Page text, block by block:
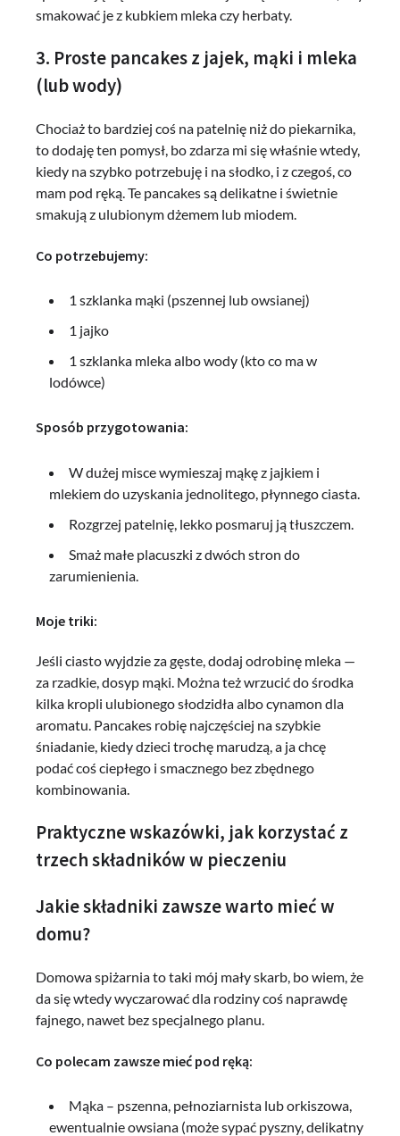
smakować je z kubkiem mleka czy herbaty.
3. Proste pancakes z jajek, mąki i mleka
(lub wody)
Chociaż to bardziej coś na patelnię niż do piekarnika,
to dodaję ten pomysł, bo zdarza mi się właśnie wtedy,
kiedy na szybko potrzebuję i na słodko, i z czegoś, co
mam pod ręką. Te pancakes są delikatne i świetnie
smakują z ulubionym dżemem lub miodem.
Co potrzebujemy:
1 szklanka mąki (pszennej lub owsianej)
1 jajko
1 szklanka mleka albo wody (kto co ma w
lodówce)
Sposób przygotowania:
W dużej misce wymieszaj mąkę z jajkiem i
mlekiem do uzyskania jednolitego, płynnego ciasta.
Rozgrzej patelnię, lekko posmaruj ją tłuszczem.
Smaż małe placuszki z dwóch stron do
zarumienienia.
Moje triki:
Jeśli ciasto wyjdzie za gęste, dodaj odrobinę mleka —
za rzadkie, dosyp mąki. Można też wrzucić do środka
kilka kropli ulubionego słodzidła albo cynamon dla
aromatu. Pancakes robię najczęściej na szybkie
śniadanie, kiedy dzieci trochę marudzą, a ja chcę
podać coś ciepłego i smacznego bez zbędnego
kombinowania.
Praktyczne wskazówki, jak korzystać z
trzech składników w pieczeniu
Jakie składniki zawsze warto mieć w
domu?
Domowa spiżarnia to taki mój mały skarb, bo wiem, że
da się wtedy wyczarować dla rodziny coś naprawdę
fajnego, nawet bez specjalnego planu.
Co polecam zawsze mieć pod ręką:
Mąka – pszenna, pełnoziarnista lub orkiszowa,
ewentualnie owsiana (może sypać pyszny, delikatny